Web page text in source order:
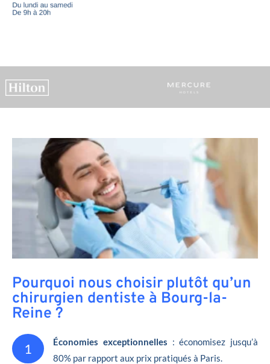
Pourquoi nous choisir plutôt qu’un
chirurgien dentiste à Bourg-la-
Reine ?
1 Économies exceptionnelles : économisez jusqu’à
80% par rapport aux prix pratiqués à Paris.